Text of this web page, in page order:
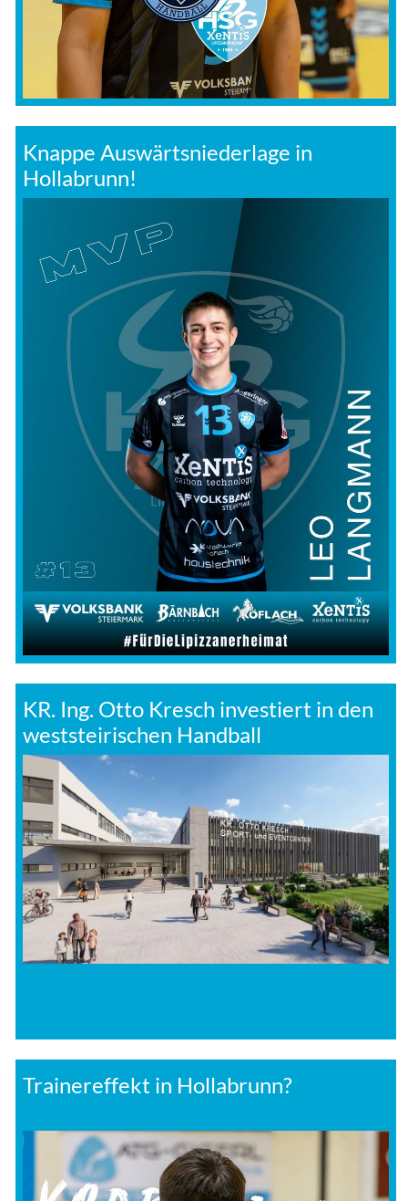
Knappe Auswärtsniederlage in
Hollabrunn!
KR. Ing. Otto Kresch investiert in den
weststeirischen Handball
Trainereffekt in Hollabrunn?